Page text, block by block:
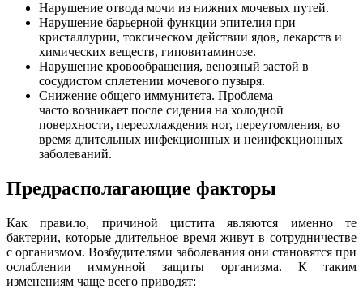
Нарушение отвода мочи из нижних мочевых путей.
Нарушение барьерной функции эпителия при
кристаллурии, токсическом действии ядов, лекарств и
химических веществ, гиповитаминозе.
Нарушение кровообращения, венозный застой в
сосудистом сплетении мочевого пузыря.
Снижение общего иммунитета. Проблема
часто возникает после сидения на холодной
поверхности, переохлаждения ног, переутомления, во
время длительных инфекционных и неинфекционных
заболеваний.
Предрасполагающие факторы
Как правило, причиной цистита являются именно те
бактерии, которые длительное время живут в сотрудничестве
с организмом. Возбудителями заболевания они становятся при
ослаблении иммунной защиты организма. К таким
изменениям чаще всего приводят: